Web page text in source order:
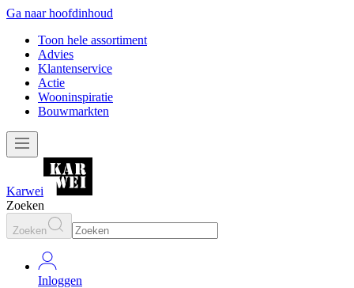
Ga naar hoofdinhoud
Toon hele assortiment
Advies
Klantenservice
Actie
Wooninspiratie
Bouwmarkten
Karwei
Zoeken
Zoeken
Inloggen